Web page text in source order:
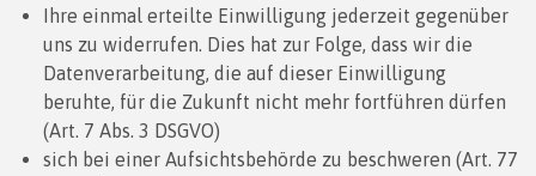
Ihre einmal erteilte Einwilligung jederzeit gegenüber
uns zu widerrufen. Dies hat zur Folge, dass wir die
Datenverarbeitung, die auf dieser Einwilligung
beruhte, für die Zukunft nicht mehr fortführen dürfen
(Art. 7 Abs. 3 DSGVO)
sich bei einer Aufsichtsbehörde zu beschweren (Art. 77